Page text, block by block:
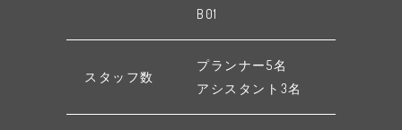
B01
スタッフ数
プランナー5名
アシスタント3名